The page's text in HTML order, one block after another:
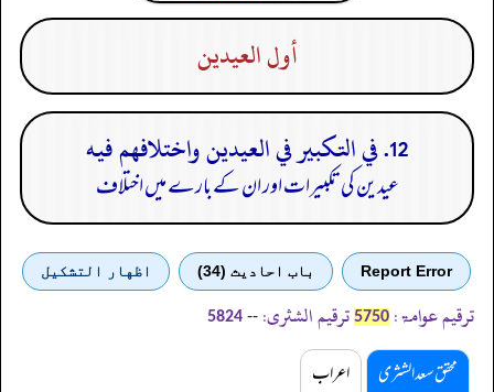
أول العيدين
12. في التكبير في العيدين واختلافهم فيه
عیدین کی تکبیرات اور ان کے بارے میں اختلاف
Report Error باب احادیث (34) اظهار التشكيل
ترقیم عوامۃ: 5750 ترقیم الشثری: --
5824
محقق سعد الشثری اعراب